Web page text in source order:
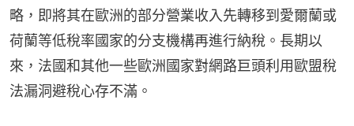
略，即將其在歐洲的部分營業收入先轉移到愛爾蘭或
荷蘭等低稅率國家的分支機構再進行納稅。長期以
來，法國和其他一些歐洲國家對網路巨頭利用歐盟稅
法漏洞避稅心存不滿。